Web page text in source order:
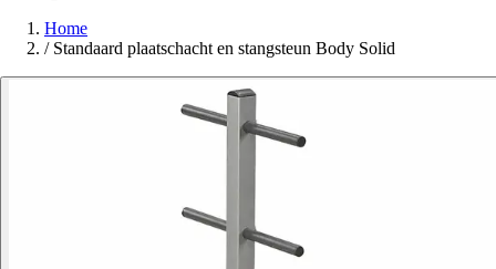
Home
/ Standaard plaatschacht en stangsteun Body Solid